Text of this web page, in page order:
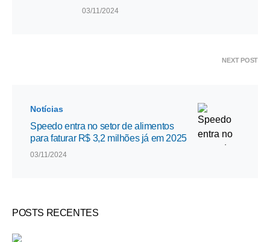
03/11/2024
NEXT POST
Notícias
Speedo entra no setor de alimentos
para faturar R$ 3,2 milhões já em 2025
03/11/2024
POSTS RECENTES